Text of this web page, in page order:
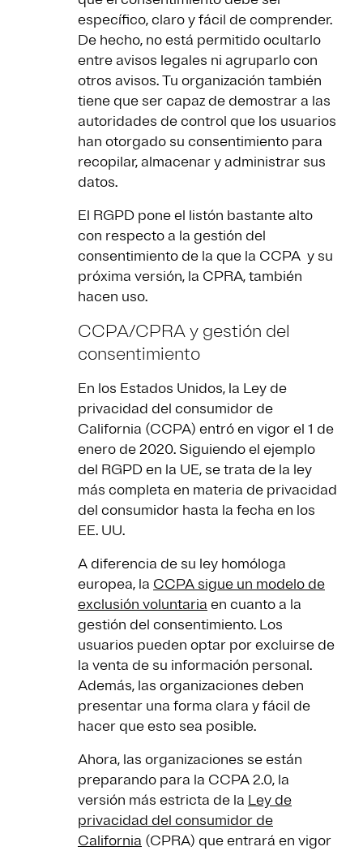
específico, claro y fácil de comprender.
De hecho, no está permitido ocultarlo
entre avisos legales ni agruparlo con
otros avisos. Tu organización también
tiene que ser capaz de demostrar a las
autoridades de control que los usuarios
han otorgado su consentimiento para
recopilar, almacenar y administrar sus
datos.
El RGPD pone el listón bastante alto
con respecto a la gestión del
consentimiento de la que la CCPA y su
próxima versión, la CPRA, también
hacen uso.
CCPA/CPRA y gestión del
consentimiento
En los Estados Unidos, la Ley de
privacidad del consumidor de
California (CCPA) entró en vigor el 1 de
enero de 2020. Siguiendo el ejemplo
del RGPD en la UE, se trata de la ley
más completa en materia de privacidad
del consumidor hasta la fecha en los
EE. UU.
A diferencia de su ley homóloga
europea, la CCPA sigue un modelo de
exclusión voluntaria en cuanto a la
gestión del consentimiento. Los
usuarios pueden optar por excluirse de
la venta de su información personal.
Además, las organizaciones deben
presentar una forma clara y fácil de
hacer que esto sea posible.
Ahora, las organizaciones se están
preparando para la CCPA 2.0, la
versión más estricta de la Ley de
privacidad del consumidor de
California (CPRA) que entrará en vigor